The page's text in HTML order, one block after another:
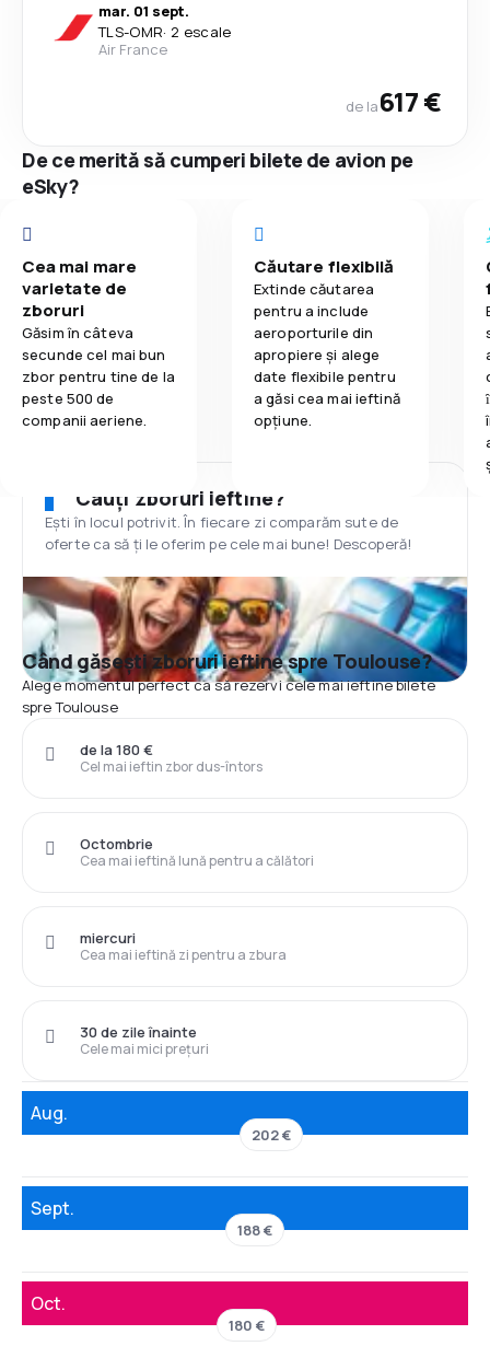
mar. 01 sept.
TLS-OMR· 2 escale
Air France
de la617 €
De ce merită să cumperi bilete de avion pe
eSky?
Cea mai mare
varietate de
zboruri
Găsim în câteva
secunde cel mai bun
zbor pentru tine de la
peste 500 de
companii aeriene.
Căutare flexibilă
Extinde căutarea
pentru a include
aeroporturile din
apropiere și alege
date flexibile pentru
a găsi cea mai ieftină
opțiune.
Cauți zboruri ieftine?
Ești în locul potrivit. În fiecare zi comparăm sute de
oferte ca să ți le oferim pe cele mai bune! Descoperă!
Când găsești zboruri ieftine spre Toulouse?
Alege momentul perfect ca să rezervi cele mai ieftine bilete
spre Toulouse
Cel mai ieftin zbor dus-întors
de la 180 €
Cea mai ieftină lună pentru a călători
Octombrie
Cea mai ieftină zi pentru a zbura
miercuri
Cele mai mici prețuri
30 de zile înainte
Aug.
202 €
Sept.
188 €
Oct.
180 €